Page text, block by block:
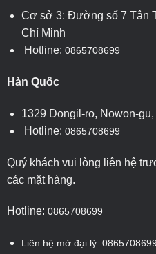
Cơ sở 3: Đường số 7 Tân
Chí Minh
Hotline: 0865708699
Hàn Quốc
1329 Dongil-ro, Nowon-
Hotline: 0865708699
Quý khách vui lòng liên hệ
các mặt hàng.
Hotline: 0865708699
Liên hệ mở đại lý: 0865708699